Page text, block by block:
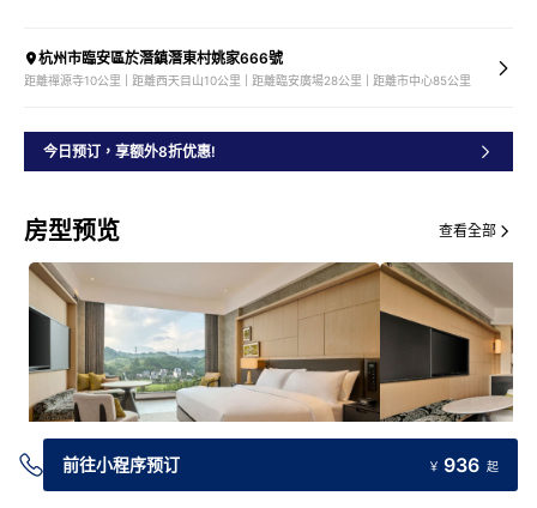
杭州市臨安區於潛鎮潛東村姚家666號
距離禪源寺10公里 | 距離西天目山10公里 | 距離臨安廣場28公里 | 距離市中心85公里
今日预订，享额外8折优惠!
房型预览 查看全部
前往小程序预订 ￥ 936 起